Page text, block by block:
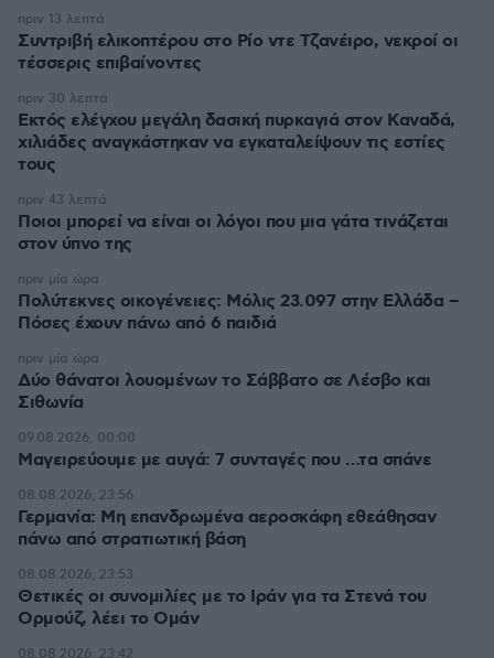
Συντριβή ελικοπτέρου στο Ρίο ντε Τζανέιρο, νεκροί οι
τέσσερις επιβαίνοντες
πριν 13 λεπτά
Εκτός ελέγχου μεγάλη δασική πυρκαγιά στον Καναδά,
χιλιάδες αναγκάστηκαν να εγκαταλείψουν τις εστίες
τους
πριν 30 λεπτά
Ποιοι μπορεί να είναι οι λόγοι που μια γάτα τινάζεται
στον ύπνο της
πριν 43 λεπτά
Πολύτεκνες οικογένειες: Μόλις 23.097 στην Ελλάδα –
Πόσες έχουν πάνω από 6 παιδιά
πριν μία ώρα
Δύο θάνατοι λουομένων το Σάββατο σε Λέσβο και
Σιθωνία
πριν μία ώρα
Μαγειρεύουμε με αυγά: 7 συνταγές που …τα σπάνε
09.08.2026, 00:00
Γερμανία: Μη επανδρωμένα αεροσκάφη εθεάθησαν
πάνω από στρατιωτική βάση
08.08.2026, 23:56
Θετικές οι συνομιλίες με το Ιράν για τα Στενά του
Ορμούζ, λέει το Ομάν
08.08.2026, 23:53
08.08.2026, 23:42